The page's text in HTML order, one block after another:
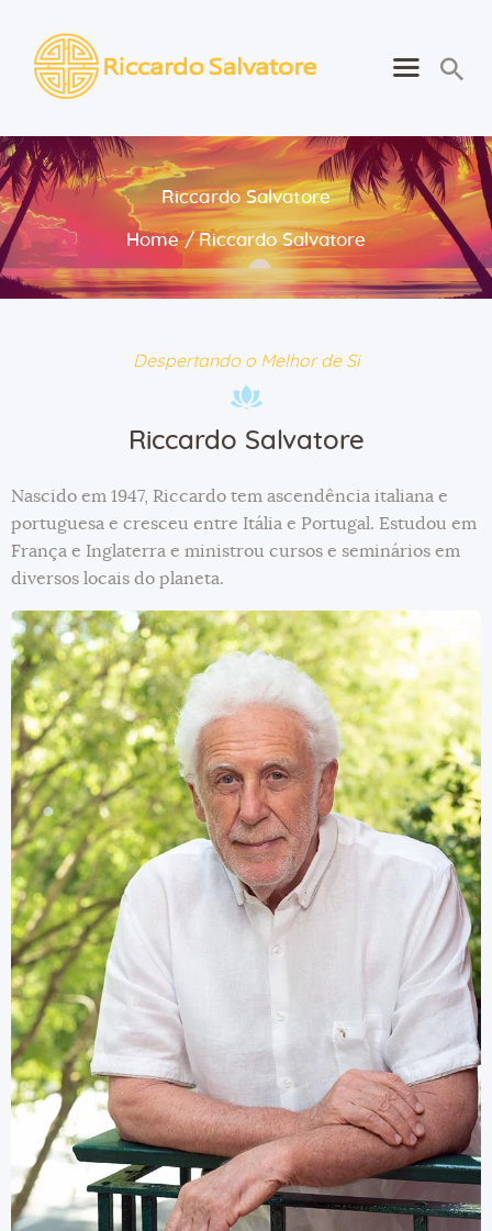
Riccardo Salvatore
Home Riccardo Salvatore
Português
Home
Aprender
Contactos
Despertando o Melhor de Si
Riccardo Salvatore
Nascido em 1947, Riccardo tem ascendência italiana e
portuguesa e cresceu entre Itália e Portugal. Estudou em
França e Inglaterra e ministrou cursos e seminários em
diversos locais do planeta.